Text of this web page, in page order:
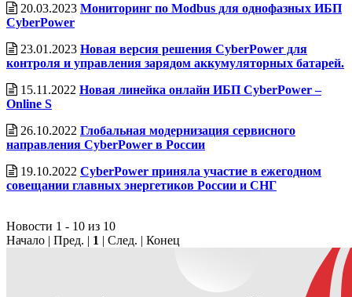
20.03.2023 Мониторинг по Modbus для однофазных ИБП
CyberPower
23.01.2023 Новая версия решения CyberPower для
контроля и управления зарядом аккумуляторных батарей.
15.11.2022 Новая линейка онлайн ИБП CyberPower –
Online S
26.10.2022 Глобальная модернизация сервисного
направления CyberPower в России
19.10.2022 CyberPower приняла участие в ежегодном
совещании главных энергетиков России и СНГ
Новости 1 - 10 из 10
Начало | Пред. | 1 | След. | Конец